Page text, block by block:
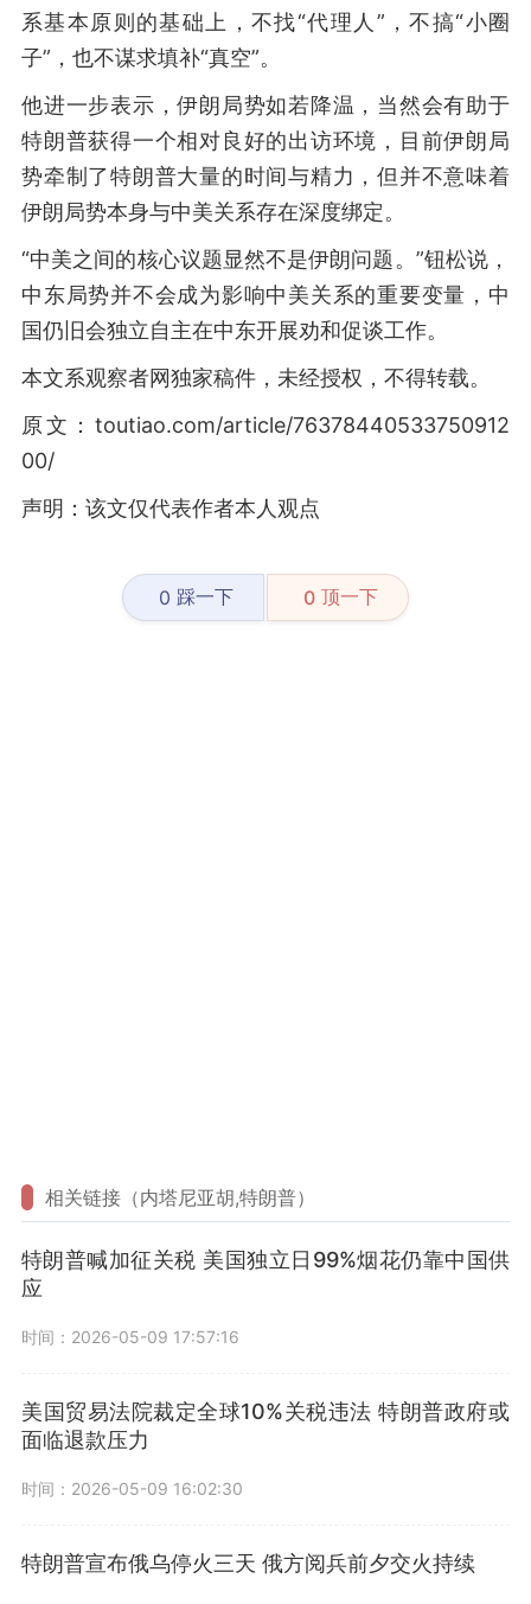
系基本原则的基础上，不找“代理人”，不搞“小圈
子”，也不谋求填补“真空”。
他进一步表示，伊朗局势如若降温，当然会有助于
特朗普获得一个相对良好的出访环境，目前伊朗局
势牵制了特朗普大量的时间与精力，但并不意味着
伊朗局势本身与中美关系存在深度绑定。
“中美之间的核心议题显然不是伊朗问题。”钮松说，
中东局势并不会成为影响中美关系的重要变量，中
国仍旧会独立自主在中东开展劝和促谈工作。
本文系观察者网独家稿件，未经授权，不得转载。
原文：toutiao.com/article/76378440533750912
00/
声明：该文仅代表作者本人观点
0 踩一下 0 顶一下
相关链接（内塔尼亚胡,特朗普）
特朗普喊加征关税 美国独立日99%烟花仍靠中国供
应
时间：2026-05-09 17:57:16
美国贸易法院裁定全球10%关税违法 特朗普政府或
面临退款压力
时间：2026-05-09 16:02:30
特朗普宣布俄乌停火三天 俄方阅兵前夕交火持续